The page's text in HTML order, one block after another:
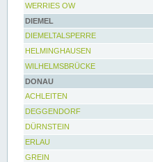
WERRIES OW
DIEMEL
DIEMELTALSPERRE
HELMINGHAUSEN
WILHELMSBRÜCKE
DONAU
ACHLEITEN
DEGGENDORF
DÜRNSTEIN
ERLAU
GREIN